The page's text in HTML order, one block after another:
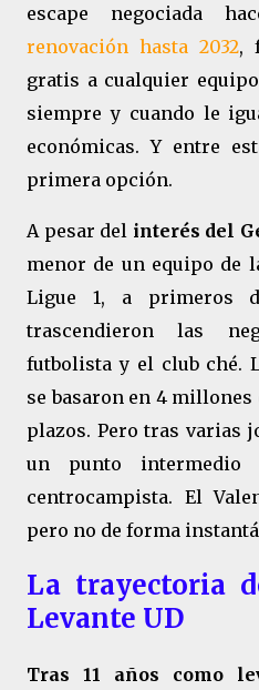
escape negociada
renovación hasta 2032,
gratis a cualquier
siempre y cuando le
económicas. Y entre
primera opción.
A pesar del interés del
menor de un equipo de
Ligue 1, a primeros
trascendieron las
futbolista y el club ché.
se basaron en 4 millones
plazos. Pero tras varias
un punto
centrocampista. El
pero no de forma
La trayectoria
Levante UD
Tras 11 años como